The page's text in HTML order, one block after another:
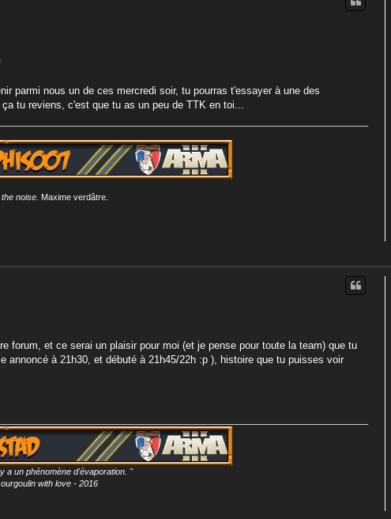
parmi nous un de ces mercredi soir, tu pourras t'essayer à une des
tu reviens, c'est que tu as un peu de TTK en toi...
noise. Maxime verdâtre.
forum, et ce serai un plaisir pour moi (et je pense pour toute la team) que tu
annoncé à 21h30, et débuté à 21h45/22h :p ), histoire que tu puisses voir
a un phénomène d'évaporation. "
with love - 2016